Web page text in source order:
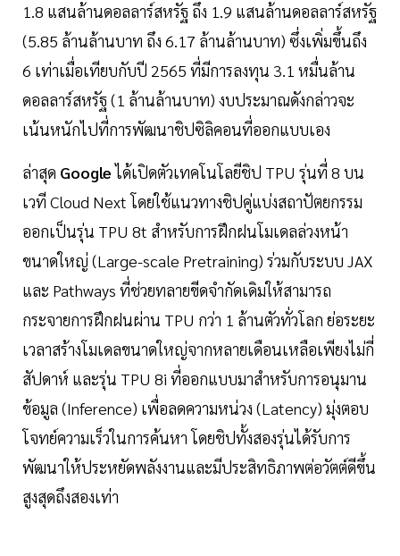
1.8 แสนล้านดอลลาร์สหรัฐ ถึง 1.9 แสนล้านดอลลาร์สหรัฐ
(5.85 ล้านล้านบาท ถึง 6.17 ล้านล้านบาท) ซึ่งเพิ่มขึ้นถึง
6 เท่าเมื่อเทียบกับปี 2565 ที่มีการลงทุน 3.1 หมื่นล้าน
ดอลลาร์สหรัฐ (1 ล้านล้านบาท) งบประมาณดังกล่าวจะ
เน้นหนักไปที่การพัฒนาชิปซิลิคอนที่ออกแบบเอง
ล่าสุด Googleได้เปิดตัวเทคโนโลยีชิป TPU รุ่นที่ 8 บน
เวที Cloud Next โดยใช้แนวทางชิปคู่แบ่งสถาปัตยกรรม
ออกเป็นรุ่น TPU 8t สำหรับการฝึกฝนโมเดลล่วงหน้า
ขนาดใหญ่ (Large-scale Pretraining) ร่วมกับระบบ JAX
และ Pathways ที่ช่วยทลายขีดจำกัดเดิมให้สามารถ
กระจายการฝึกฝนผ่าน TPU กว่า 1 ล้านตัวทั่วโลก ย่อระยะ
เวลาสร้างโมเดลขนาดใหญ่จากหลายเดือนเหลือเพียงไม่กี่
สัปดาห์ และรุ่น TPU 8i ที่ออกแบบมาสำหรับการอนุมาน
ข้อมูล (Inference) เพื่อลดความหน่วง (Latency) มุ่งตอบ
โจทย์ความเร็วในการค้นหา โดยชิปทั้งสองรุ่นได้รับการ
พัฒนาให้ประหยัดพลังงานและมีประสิทธิภาพต่อวัตต์ดีขึ้น
สูงสุดถึงสองเท่า